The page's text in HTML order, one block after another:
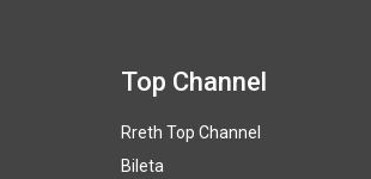
Top Channel
Rreth Top Channel
Bileta